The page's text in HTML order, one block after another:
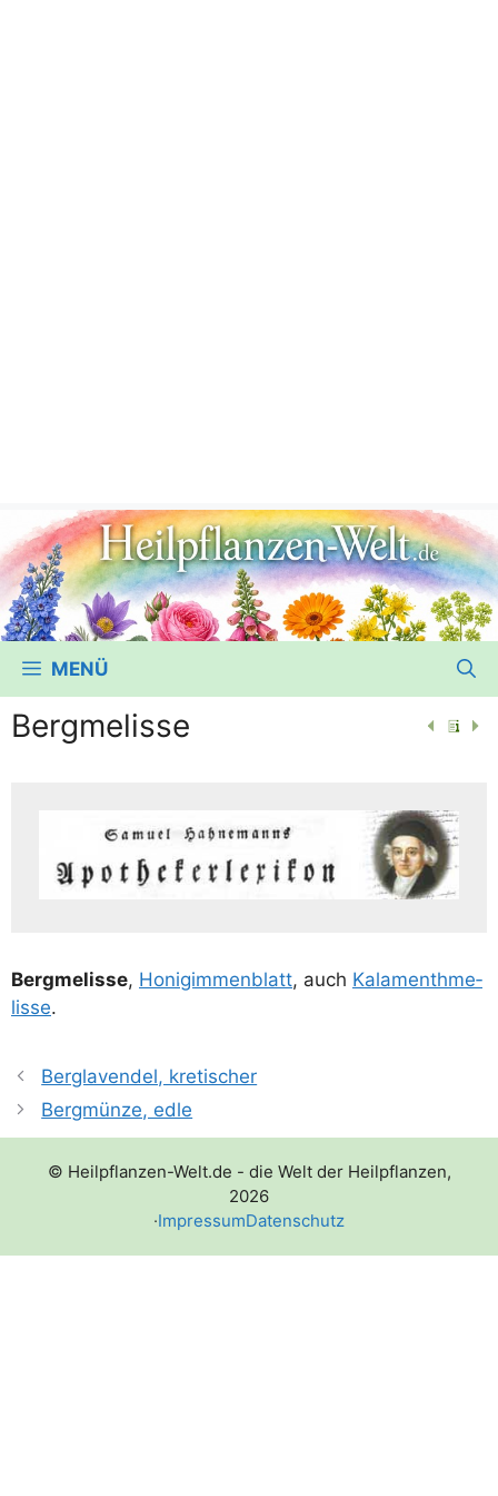
MENÜ
Bergmelisse
Berg­me­lis­se, Honig­im­men­blatt, auch Kal­a­menth­me­
lis­se.
Berglavendel, kretischer
Bergmünze, edle
© Heilpflanzen-Welt.de - die Welt der Heilpflanzen,
2026
·ImpressumDatenschutz